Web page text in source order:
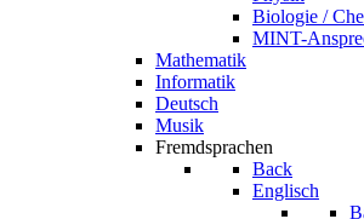
Biologie /
MINT-
Mathematik
Informatik
Deutsch
Musik
Fremdsprachen
Back
Englisch